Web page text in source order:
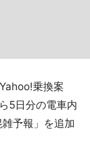
乗換案
5日分の電車内
予報」を追加